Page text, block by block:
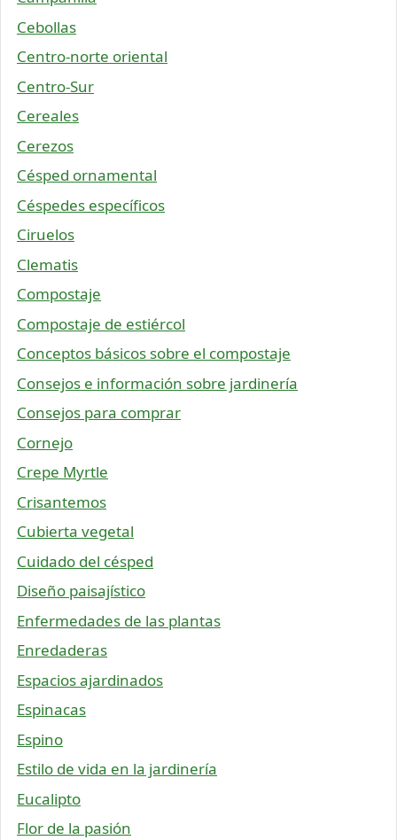
Cebollas
Centro-norte oriental
Centro-Sur
Cereales
Cerezos
Césped ornamental
Céspedes específicos
Ciruelos
Clematis
Compostaje
Compostaje de estiércol
Conceptos básicos sobre el compostaje
Consejos e información sobre jardinería
Consejos para comprar
Cornejo
Crepe Myrtle
Crisantemos
Cubierta vegetal
Cuidado del césped
Diseño paisajístico
Enfermedades de las plantas
Enredaderas
Espacios ajardinados
Espinacas
Espino
Estilo de vida en la jardinería
Eucalipto
Flor de la pasión